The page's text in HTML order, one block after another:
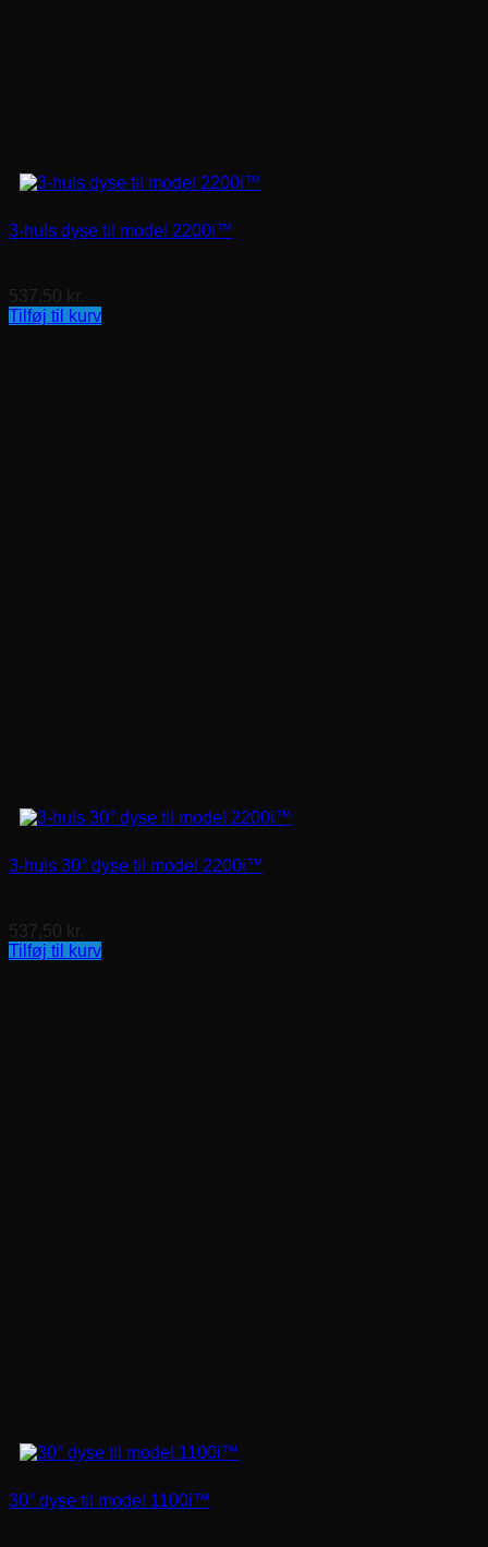
3-huls dyse til model 2200i™
537,50 kr.
Tilføj til kurv
3-huls 30° dyse til model 2200i™
537,50 kr.
Tilføj til kurv
30° dyse til model 1100i™